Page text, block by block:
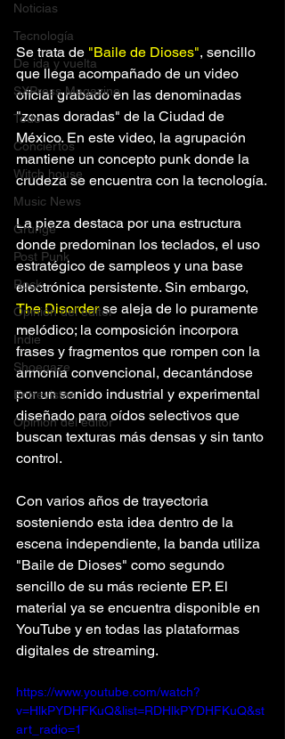
Noticias
Tecnología
De ida y vuelta
SXPress Magazine
Todo
Conciertos
Witch house
Music News
Grunge
Post Punk
Rock
Opinión del editor
Indie
Shoegaze
Entrevistas
Opinión del editor
Se trata de "Baile de Dioses", sencillo
que llega acompañado de un video
oficial grabado en las denominadas
"zonas doradas" de la Ciudad de
México. En este video, la agrupación
mantiene un concepto punk donde la
crudeza se encuentra con la tecnología.
La pieza destaca por una estructura
donde predominan los teclados, el uso
estratégico de sampleos y una base
electrónica persistente. Sin embargo,
The Disorder se aleja de lo puramente
melódico; la composición incorpora
frases y fragmentos que rompen con la
armonía convencional, decantándose
por un sonido industrial y experimental
diseñado para oídos selectivos que
buscan texturas más densas y sin tanto
control.
Con varios años de trayectoria
sosteniendo esta idea dentro de la
escena independiente, la banda utiliza
"Baile de Dioses" como segundo
sencillo de su más reciente EP. El
material ya se encuentra disponible en
YouTube y en todas las plataformas
digitales de streaming.
https://www.youtube.com/watch?
v=HlkPYDHFKuQ&list=RDHlkPYDHFKuQ&st
art_radio=1